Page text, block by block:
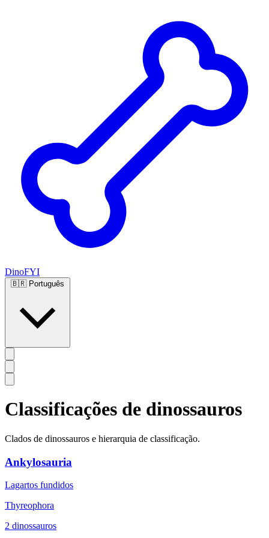
DinoFYI
🇧🇷 Português
Classificações de dinossauros
Clados de dinossauros e hierarquia de classificação.
Ankylosauria
Lagartos fundidos
Thyreophora
2 dinossauros